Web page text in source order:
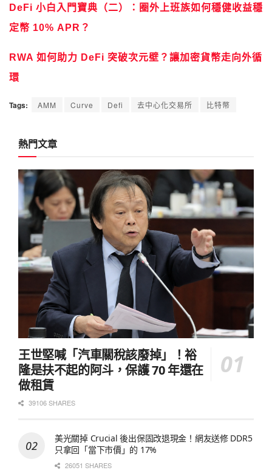
DeFi 小白入門寶典（二）：圈外上班族如何穩健收益穩
定幣 10% APR？
RWA 如何助力 DeFi 突破次元壁？讓加密貨幣走向外循
環
Tags: AMM Curve Defi 去中心化交易所 比特幣
熱門文章
王世堅喊「汽車關稅該廢掉」！裕
隆是扶不起的阿斗，保護 70 年還在
做租賃
39106 SHARES
美光關掉 Crucial 後出保固改退現金！網友送修 DDR5
只拿回「當下市價」的 17%
26051 SHARES